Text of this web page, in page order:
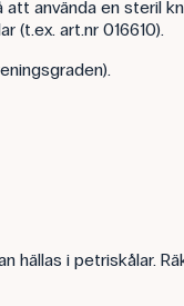
använda en steril
(t.ex. art.nr 016610).
hällas i petriskålar.